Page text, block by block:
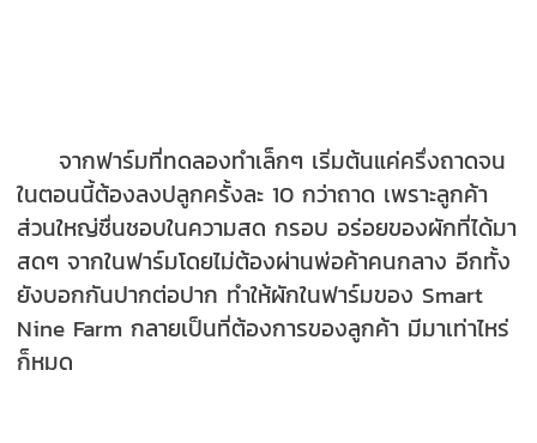
จากฟาร์มที่ทดลองทำเล็กๆ เริ่มต้นแค่ครึ่งถาดจน
ในตอนนี้ต้องลงปลูกครั้งละ 10 กว่าถาด เพราะลูกค้า
ส่วนใหญ่ชื่นชอบในความสด กรอบ อร่อยของผักที่ได้มา
สดๆ จากในฟาร์มโดยไม่ต้องผ่านพ่อค้าคนกลาง อีกทั้ง
ยังบอกกันปากต่อปาก ทำให้ผักในฟาร์มของ Smart
Nine Farm กลายเป็นที่ต้องการของลูกค้า มีมาเท่าไหร่
ก็หมด